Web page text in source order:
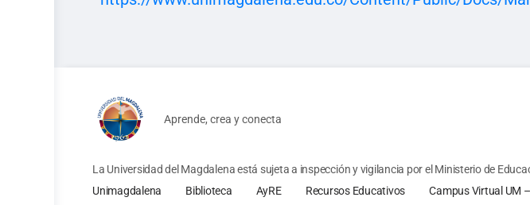
Aprende, crea y conecta
La Universidad del Magdalena está sujeta a inspección y vigilancia por el Ministerio de
Unimagdalena
Biblioteca AyRE Recursos Educativos Campus Virtual UM